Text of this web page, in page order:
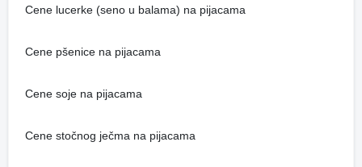
Cene lucerke (seno u balama) na pijacama
Cene pšenice na pijacama
Cene soje na pijacama
Cene stočnog ječma na pijacama